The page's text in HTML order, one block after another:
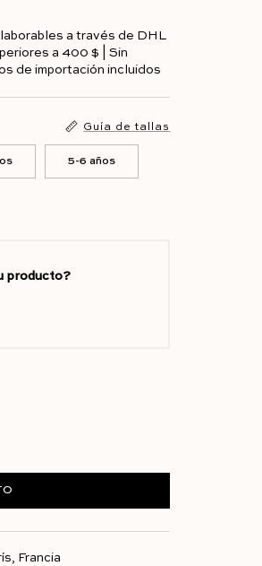
laborables a través de DHL
a 400 $ | Sin
de importación incluidos
Guía de tallas
5-6 años
producto?
Francia